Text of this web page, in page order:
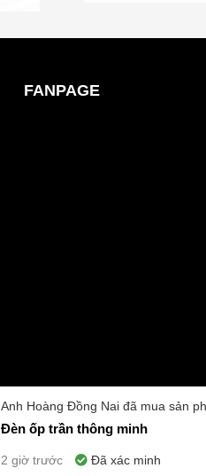
FANPAGE
Anh Hoàng Đồng Nai đã mua sản
Đèn ốp trần thông minh
2 giờ trước Đã xác minh